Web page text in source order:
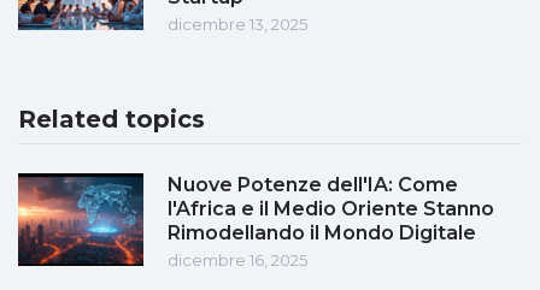
dicembre 13, 2025
Related topics
Nuove Potenze dell'IA: Come
l'Africa e il Medio Oriente Stanno
Rimodellando il Mondo Digitale
dicembre 16, 2025